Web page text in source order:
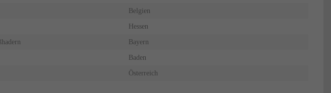
Belgien
Hessen
Bayern
Baden
Österreich